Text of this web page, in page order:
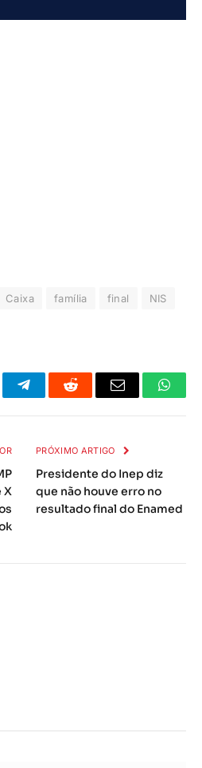
Caixa família final
NIS
TelegramaReddit
E-
X
PRÓXIMO ARTIGO
Presidente do Inep diz
que não houve erro no
resultado final do Enamed